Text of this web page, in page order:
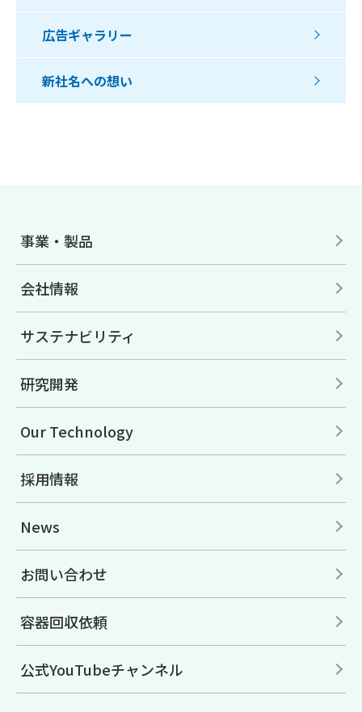
広告ギャラリー
新社名への想い
事業・製品
会社情報
サステナビリティ
研究開発
Our Technology
採用情報
News
お問い合わせ
容器回収依頼
公式YouTubeチャンネル